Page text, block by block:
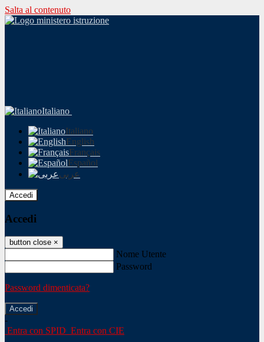
Salta al contenuto
Italiano
Italiano
English
Français
Español
عربى
Accedi
Accedi
button close ×
Nome Utente
Password
Password dimenticata?
-
Entra con SPID Entra con CIE